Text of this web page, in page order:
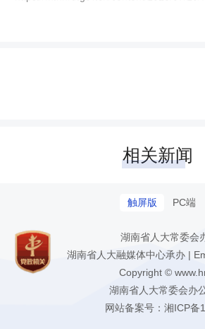
相关新闻
触屏版 PC端
湖南省人大常委会
湖南省人大融媒体中心承办 |
Copyright ©
湖南省人大常委会办
网站备案号：湘ICP备